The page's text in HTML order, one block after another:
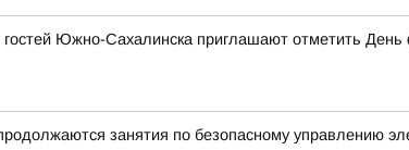
Южно-Сахалинска приглашают отметить День
занятия по безопасному управлению